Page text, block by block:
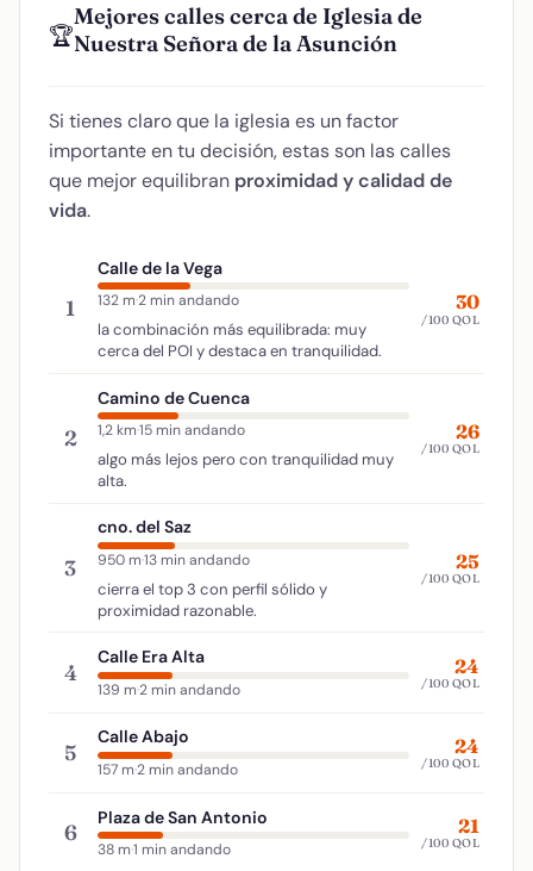
🏆
Mejores calles cerca de Iglesia de
Nuestra Señora de la Asunción
Si tienes claro que la iglesia es un factor
importante en tu decisión, estas son las calles
que mejor equilibran proximidad y calidad de
vida.
1
Calle de la Vega
132 m·2 min andando
la combinación más equilibrada: muy
cerca del POI y destaca en tranquilidad.
30
/100 QOL
2
Camino de Cuenca
1,2 km·15 min andando
algo más lejos pero con tranquilidad muy
alta.
26
/100 QOL
3
cno. del Saz
950 m·13 min andando
cierra el top 3 con perfil sólido y
proximidad razonable.
25
/100 QOL
4
Calle Era Alta
139 m·2 min andando
24
/100 QOL
5
Calle Abajo
157 m·2 min andando
24
/100 QOL
6
Plaza de San Antonio
38 m·1 min andando
21
/100 QOL